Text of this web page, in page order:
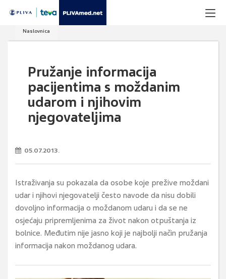
Naslovnica
Pružanje informacija
pacijentima s moždanim
udarom i njihovim
njegovateljima
05.07.2013.
Istraživanja su pokazala da osobe koje prežive moždani
udar i njihovi njegovatelji često navode da nisu dobili
dovoljno informacija o moždanom udaru i da se ne
osjećaju pripremljenima za život nakon otpuštanja iz
bolnice. Međutim nije jasno koji je najbolji način pružanja
informacija nakon moždanog udara.